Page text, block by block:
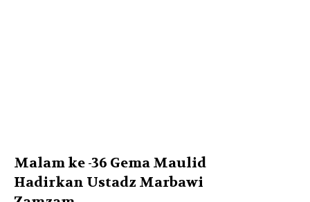
Malam ke -36 Gema Maulid
Hadirkan Ustadz Marbawi